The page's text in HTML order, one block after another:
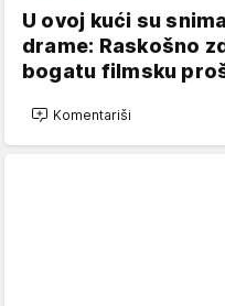
U ovoj kući su
drame: Raskošno
bogatu filmsku
Komentariši